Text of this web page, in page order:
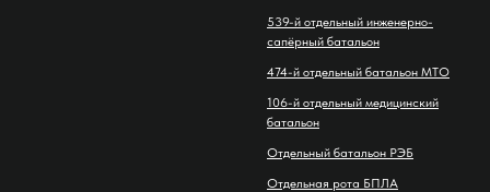
539-й отдельный инженерно-
сапёрный батальон
474-й отдельный батальон МТО
106-й отдельный медицинский
батальон
Отдельный батальон РЭБ
Отдельная рота БПЛА